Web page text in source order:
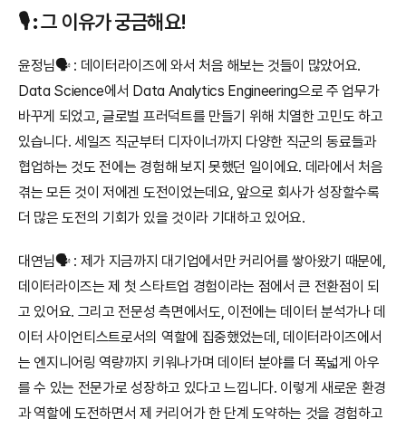
🎙️ : 그 이유가 궁금해요!
윤정님🗣️ : 데이터라이즈에 와서 처음 해보는 것들이 많았어요.
Data Science에서 Data Analytics Engineering으로 주 업무가
바꾸게 되었고, 글로벌 프러덕트를 만들기 위해 치열한 고민도 하고
있습니다. 세일즈 직군부터 디자이너까지 다양한 직군의 동료들과
협업하는 것도 전에는 경험해 보지 못했던 일이에요. 데라에서 처음
겪는 모든 것이 저에겐 도전이었는데요, 앞으로 회사가 성장할수록
더 많은 도전의 기회가 있을 것이라 기대하고 있어요.
대연님🗣️ : 제가 지금까지 대기업에서만 커리어를 쌓아왔기 때문에,
데이터라이즈는 제 첫 스타트업 경험이라는 점에서 큰 전환점이 되
고 있어요. 그리고 전문성 측면에서도, 이전에는 데이터 분석가나 데
이터 사이언티스트로서의 역할에 집중했었는데, 데이터라이즈에서
는 엔지니어링 역량까지 키워나가며 데이터 분야를 더 폭넓게 아우
를 수 있는 전문가로 성장하고 있다고 느낍니다. 이렇게 새로운 환경
과 역할에 도전하면서 제 커리어가 한 단계 도약하는 것을 경험하고